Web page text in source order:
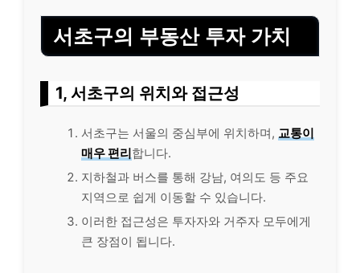
서초구의 부동산 투자 가치
1, 서초구의 위치와 접근성
서초구는 서울의 중심부에 위치하며, 교통이
매우 편리합니다.
지하철과 버스를 통해 강남, 여의도 등 주요
지역으로 쉽게 이동할 수 있습니다.
이러한 접근성은 투자자와 거주자 모두에게
큰 장점이 됩니다.